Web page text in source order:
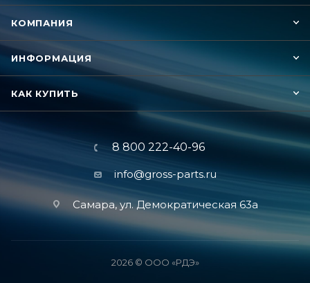
КОМПАНИЯ
ИНФОРМАЦИЯ
КАК КУПИТЬ
8 800 222-40-96
info@gross-parts.ru
Самара, ул. Демократическая 63а
2026 © ООО «РДЭ»